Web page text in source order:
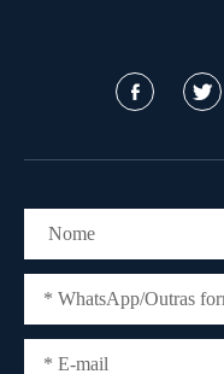
 